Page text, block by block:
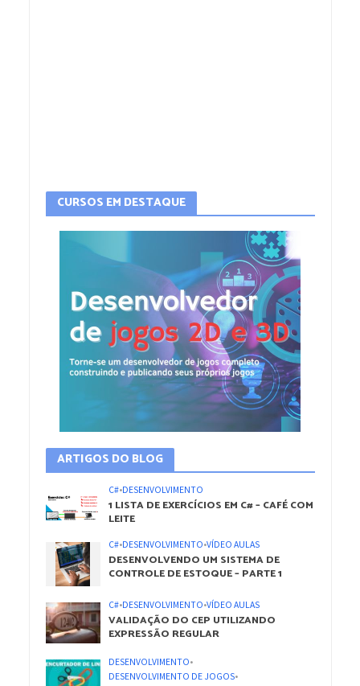
CURSOS EM DESTAQUE
ARTIGOS DO BLOG
C#•DESENVOLVIMENTO
1 LISTA DE EXERCÍCIOS EM C# – CAFÉ COM
LEITE
C#•DESENVOLVIMENTO•VÍDEO AULAS
DESENVOLVENDO UM SISTEMA DE
CONTROLE DE ESTOQUE – PARTE 1
C#•DESENVOLVIMENTO•VÍDEO AULAS
VALIDAÇÃO DO CEP UTILIZANDO
EXPRESSÃO REGULAR
DESENVOLVIMENTO•
DESENVOLVIMENTO DE JOGOS•